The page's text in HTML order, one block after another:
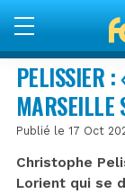
PELISSIER
MARSEILLE
Publié le 17 Oct
Christophe
Lorient qui se